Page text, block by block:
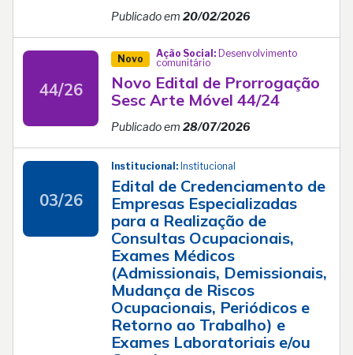
Publicado em 20/02/2026
44/26
Novo Ação Social:Desenvolvimento
comunitário
Novo Edital de Prorrogação
Sesc Arte Móvel 44/24
Publicado em 28/07/2026
03/26
Institucional: Institucional
Edital de Credenciamento de
Empresas Especializadas
para a Realização de
Consultas Ocupacionais,
Exames Médicos
(Admissionais, Demissionais,
Mudança de Riscos
Ocupacionais, Periódicos e
Retorno ao Trabalho) e
Exames Laboratoriais e/ou